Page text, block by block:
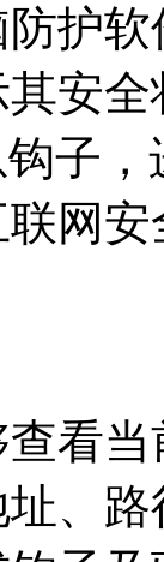
护
安
子
网
看
、